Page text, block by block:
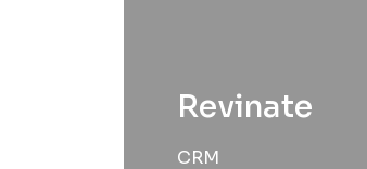
Revinate
CRM